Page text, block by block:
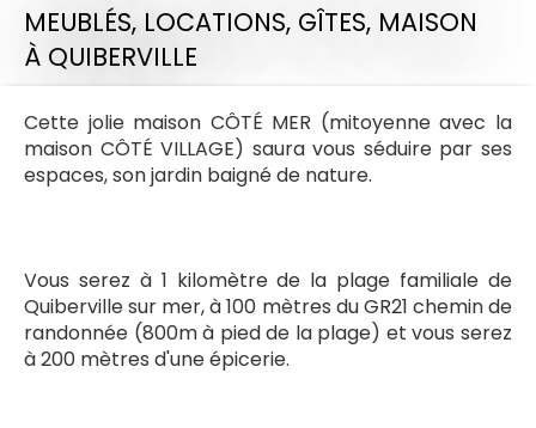
MEUBLÉS, LOCATIONS, GÎTES, MAISON
À QUIBERVILLE
Cette jolie maison CÔTÉ MER (mitoyenne avec la
maison CÔTÉ VILLAGE) saura vous séduire par ses
espaces, son jardin baigné de nature.
Vous serez à 1 kilomètre de la plage familiale de
Quiberville sur mer, à 100 mètres du GR21 chemin de
randonnée (800m à pied de la plage) et vous serez
à 200 mètres d'une épicerie.